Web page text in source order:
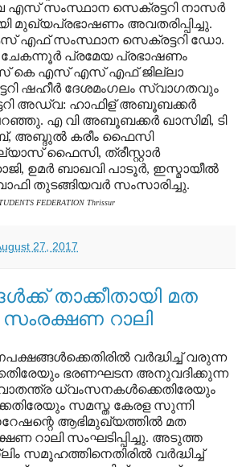
സംസ്ഥാന സെക്രട്ടറി നാസര്‍
മുഖ്യപ്രഭാഷണം അവതരിപ്പിച്ചു.
സംസ്ഥാന സെക്രട്ടറി ഡോ.
പ്രമേയ പ്രഭാഷണം
കെ എസ് എസ് എഫ് ജില്ലാ
ഷഹീര്‍ ദേശമംഗലം സ്വാഗതവും
അഡ്വ: ഹാഫിള് അബൂബക്കര്‍
പറഞ്ഞു. എ വി അബൂബക്കര്‍ ഖാസിമി, ടി
അബ്ദുല്‍ കരീം ഫൈസി
ഫൈസി, ത്രീസ്റ്റാര്‍
ഉമര്‍ ബാഖവി പാടൂര്‍, ഇസ്മായീല്‍
തുടങ്ങിയവര്‍ സംസാരിച്ചു.
FEDERATION Thrissur
27, 2017
താക്കീതായി മത
റാലി
വര്‍ദ്ധിച്ച് വരുന്ന
ഭരണഘടന അനുവദിക്കുന്ന
ധ്വംസനകള്‍ക്കെതിരേയും
സമസ്ത കേരള സുന്നി
ആഭിമുഖ്യത്തില്‍ മത
റാലി സംഘടിപ്പിച്ചു. അടുത്ത
സമൂഹത്തിനെതിരില്‍ വര്‍ദ്ധിച്ച്